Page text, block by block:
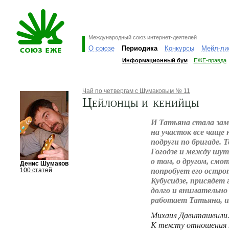
Международный союз интернет-деятелей
О союзе Периодика Конкурсы Мейл-
Информационный бум ЕЖЕ-правда
Денис Шумаков
100 статей
Чай по четвергам с Шумаковым № 11
Цейлонцы и кенийцы
И Татьяна стала
на участок все чаще
подруги по
Гогодзе и между
о том, о другом,
попробует его
Кубусидзе, присядет
долго и
работает Татьяна,
Михаил
К тексту отношения